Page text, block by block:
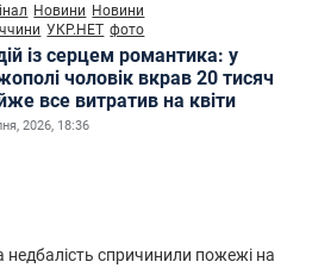
Новини Новини
УКР.НЕТ фото
із серцем романтика: у
чоловік вкрав 20 тисяч
все витратив на квіти
2026, 18:36
спричинили пожежі на